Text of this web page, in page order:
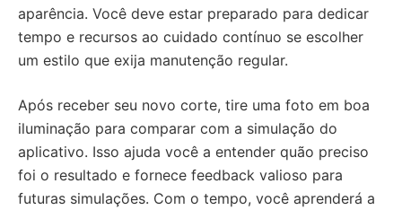
aparência. Você deve estar preparado para dedicar
tempo e recursos ao cuidado contínuo se escolher
um estilo que exija manutenção regular.
Após receber seu novo corte, tire uma foto em boa
iluminação para comparar com a simulação do
aplicativo. Isso ajuda você a entender quão preciso
foi o resultado e fornece feedback valioso para
futuras simulações. Com o tempo, você aprenderá a